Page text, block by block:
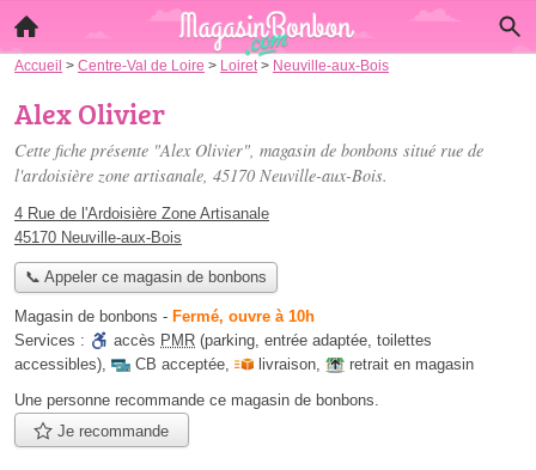
Accueil > Centre-Val de Loire > Loiret > Neuville-aux-Bois
Alex Olivier
Cette fiche présente "Alex Olivier", magasin de bonbons situé rue de
l'ardoisière zone artisanale, 45170 Neuville-aux-Bois.
4 Rue de l'Ardoisière Zone Artisanale
45170 Neuville-aux-Bois
📞 Appeler ce magasin de bonbons
Magasin de bonbons - Fermé, ouvre à 10h
Services :
accès PMR (parking, entrée adaptée, toilettes
accessibles), CB acceptée, livraison,
retrait en magasin
Une personne recommande ce magasin de bonbons.
Je recommande